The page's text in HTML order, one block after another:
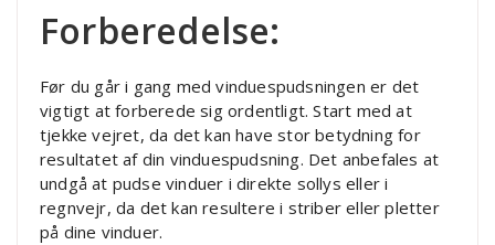
Forberedelse:
Før du går i gang med vinduespudsningen er det
vigtigt at forberede sig ordentligt. Start med at
tjekke vejret, da det kan have stor betydning for
resultatet af din vinduespudsning. Det anbefales at
undgå at pudse vinduer i direkte sollys eller i
regnvejr, da det kan resultere i striber eller pletter
på dine vinduer.